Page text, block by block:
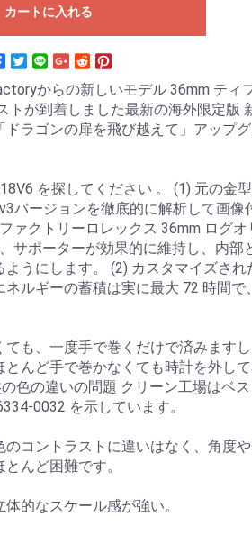
カートに入れる
からの新しいモデル 36mm ティ
トが到着しました最新の海外限定版
ドラゴンの扉を飛び越えて」アップ
を探してください 。 (1) 元の金
バージョンを徹底的に解析して画像
ァクトリーロレックス 36mm ログ
サポーターが効果的に維持し、内部
ようにします。 (2) カスタマイズされ
ネルギーの蓄積は実に最大 72 時間で
ても、一度手で巻くだけで済みます
とんど手で巻かなくても時計を外し
色の違いの問題 クリーン工場はベ
0032 を示しています。
のコントラストに違いはなく、角度
んど困難です。
的なスケール感が強い。